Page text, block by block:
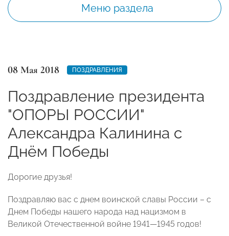
Меню раздела
08 Мая 2018 ПОЗДРАВЛЕНИЯ
Поздравление президента
"ОПОРЫ РОССИИ"
Александра Калинина с
Днём Победы
Дорогие друзья!
Поздравляю вас с днем воинской славы России – с
Днем Победы нашего народа над нацизмом в
Великой Отечественной войне 1941—1945 годов!